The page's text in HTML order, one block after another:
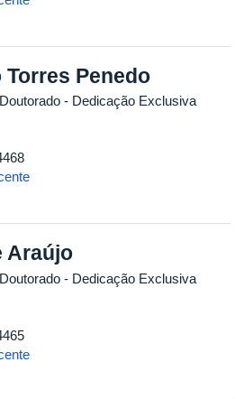
Penedo
- Dedicação Exclusiva
Araújo
- Dedicação Exclusiva